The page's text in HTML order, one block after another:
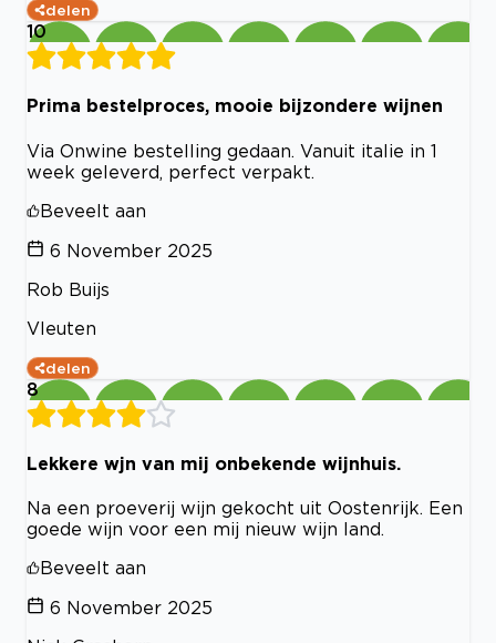
delen
10
Prima bestelproces, mooie bijzondere wijnen
Via Onwine bestelling gedaan. Vanuit italie in 1
week geleverd, perfect verpakt.
Beveelt aan
6 November 2025
Rob Buijs
Vleuten
delen
8
Lekkere wjn van mij onbekende wijnhuis.
Na een proeverij wijn gekocht uit Oostenrijk. Een
goede wijn voor een mij nieuw wijn land.
Beveelt aan
6 November 2025